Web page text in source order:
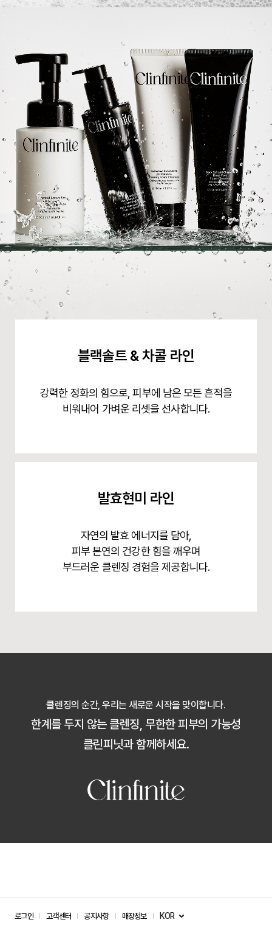
블랙솔트 & 차콜 라인
강력한 정화의 힘으로, 피부에 남은 모든 흔적을
비워내어 가벼운 리셋을 선사합니다.
발효현미 라인
자연의 발효 에너지를 담아,
피부 본연의 건강한 힘을 깨우며
부드러운 클렌징 경험을 제공합니다.
클렌징의 순간, 우리는 새로운 시작을 맞이합니다.
한계를 두지 않는 클렌징, 무한한 피부의 가능성
클린피닛과 함께하세요.
로그인 고객센터 공지사항 매장정보 KOR